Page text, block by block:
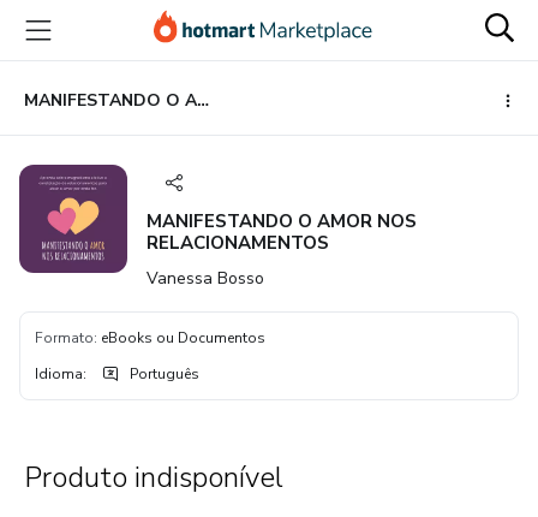
para
conteúdo
principal
para
pagamento
para
rodapé
MANIFESTANDO O AMOR NOS RELACIONAMENTOS
MANIFESTANDO O AMOR NOS
RELACIONAMENTOS
Vanessa Bosso
Formato: eBooks ou Documentos
Idioma: Português
Produto indisponível